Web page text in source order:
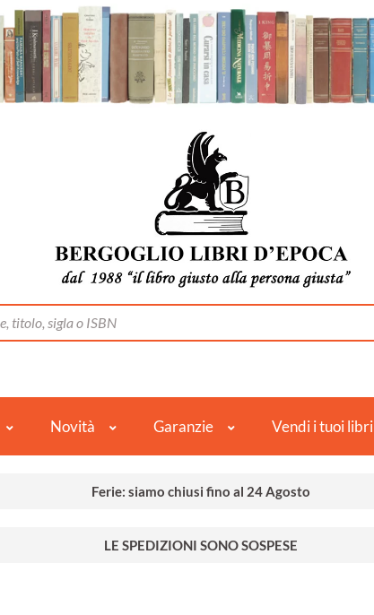
Novità Garanzie Vendi i tuoi libri
Ferie: siamo chiusi fino al 24 Agosto
LE SPEDIZIONI SONO SOSPESE